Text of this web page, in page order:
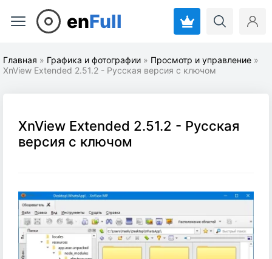
enFull
Главная » Графика и фотографии » Просмотр и управление »
XnView Extended 2.51.2 - Русская версия с ключом
XnView Extended 2.51.2 - Русская
версия с ключом